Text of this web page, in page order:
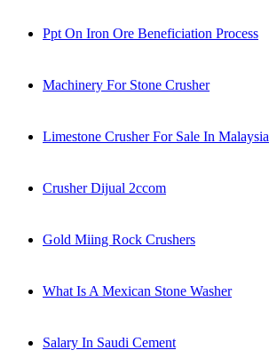
Ppt On Iron Ore Beneficiation Process
Machinery For Stone Crusher
Limestone Crusher For Sale In Malaysia
Crusher Dijual 2ccom
Gold Miing Rock Crushers
What Is A Mexican Stone Washer
Salary In Saudi Cement